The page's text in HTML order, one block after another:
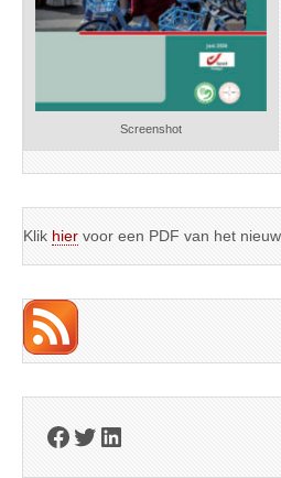
Screenshot
Klik hier voor een PDF van het
Facebook
Twitter
LinkedIn